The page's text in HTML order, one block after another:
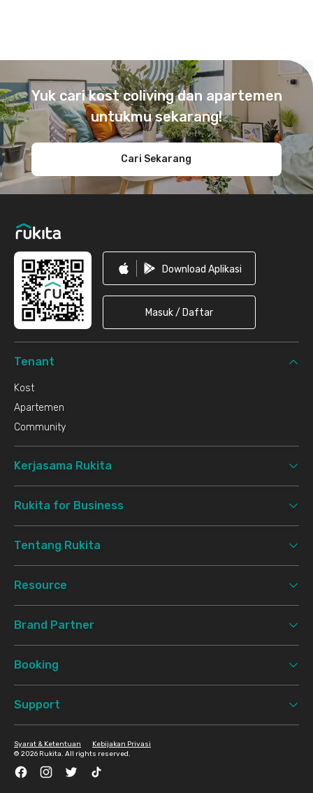
Yuk cari kost coliving dan apartemen
untukmu sekarang!
Cari Sekarang
Download Aplikasi
Masuk / Daftar
Tenant
Kost
Apartemen
Community
Kerjasama Rukita
Rukita for Business
Tentang Rukita
Resource
Brand Partner
Booking
Support
© 2026 Rukita. All rights reserved.
Syarat & Ketentuan Kebijakan Privasi
FacebookInstagramTwitter TikTok